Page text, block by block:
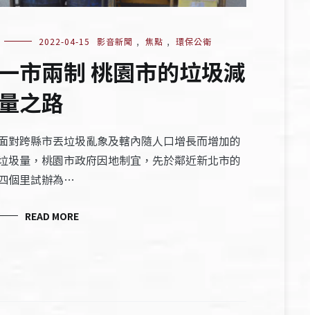
2022-04-15 影音新聞 , 焦點 , 環保公衛
市兩制 桃園市的垃圾減
之路
對跨縣市丟垃圾亂象及轄內隨人口增長而增加的
圾量，桃園市政府因地制宜，先於鄰近新北市的
個里試辦為…
READ MORE